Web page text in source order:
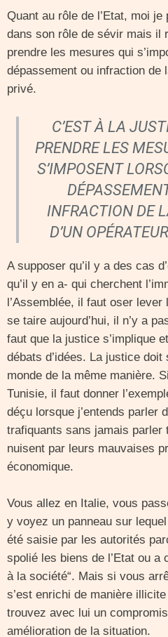
Quant au rôle de l’Etat, moi je
dans son rôle de sévir mais il
prendre les mesures qui
dépassement ou infraction de
privé.
C’EST À LA
PRENDRE LES
S’IMPOSENT
INFRACTION DE
D’UN
A supposer qu’il y a des cas
qu’il y en a- qui cherchent
l’Assemblée, il faut oser lever
se taire aujourd’hui, il n’y a
faut que la justice s’implique
débats d’idées. La justice
monde de la même manière.
Tunisie, il faut donner
déçu lorsque j’entends parler
trafiquants sans jamais parler
nuisent par leurs mauvaises
économique.
Vous allez en Italie, vous
y voyez un panneau sur
été saisie par les autorités
spolié les biens de l’Etat ou
à la société“. Mais si vous
s’est enrichi de manière
trouvez avec lui un
amélioration de la situation.